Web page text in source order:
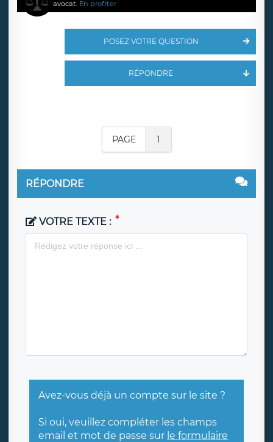
avocat. En profiter
POSEZ VOTRE QUESTION
RÉPONDRE
PAGE 1
RÉPONDRE
VOTRE TEXTE :
Avez-vous déjà un compte sur le site ?
Si oui, veuillez compléter les champs
email et mot de passe sur le formulaire